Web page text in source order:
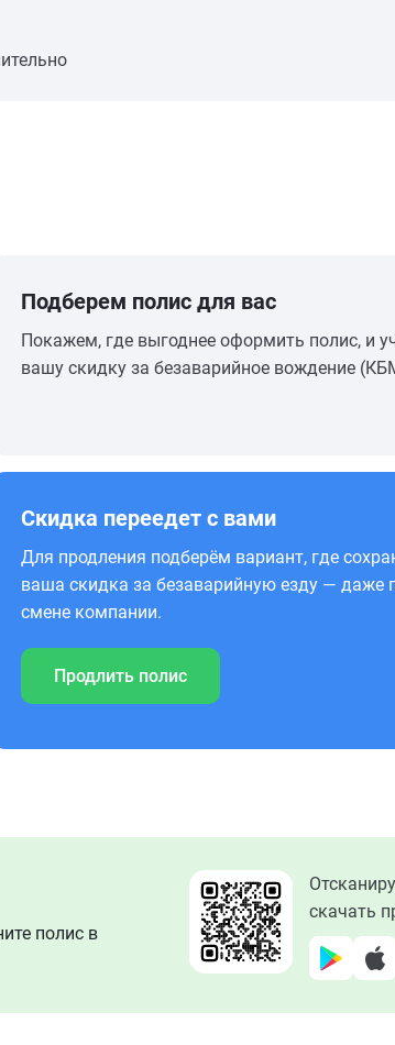
Подберем полис для вас
Покажем, где выгоднее оформить полис, и
вашу скидку за безаварийное вождение
Скидка переедет с вами
Для продления подберём вариант, где
ваша скидка за безаварийную езду — даже
смене компании.
Продлить полис
полис в
скачать